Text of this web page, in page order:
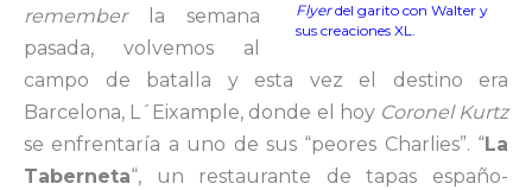
Flyerdel garito con Walter y
sus creaciones XL.
rememberla semana
pasada, volvemos al
campo de batalla y esta vez el destino era
Barcelona, L´Eixample, donde el hoy Coronel Kurtz
se enfrentaría a uno de sus “peores Charlies”. “La
Taberneta“, un restaurante de tapas españo-